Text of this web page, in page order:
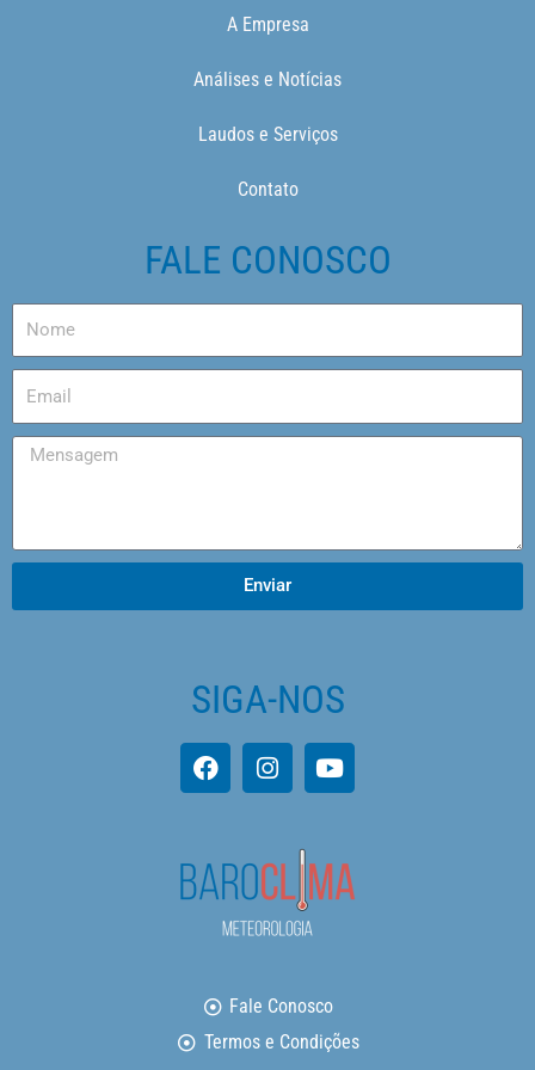
A Empresa
Análises e Notícias
Laudos e Serviços
Contato
FALE CONOSCO
Enviar
SIGA-NOS
Fale Conosco
Termos e Condições